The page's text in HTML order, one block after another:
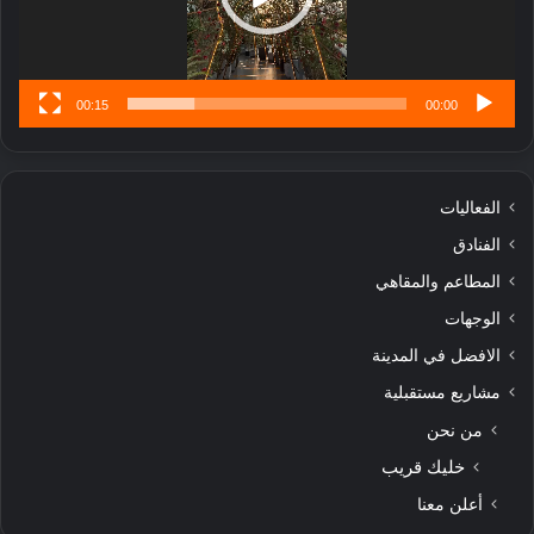
00:00
00:15
الفعاليات
الفنادق
المطاعم والمقاهي
الوجهات
الافضل في المدينة
مشاريع مستقبلية
من نحن
خليك قريب
أعلن معنا